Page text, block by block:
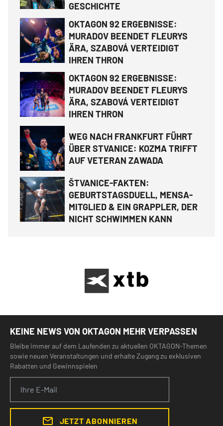
GESCHICHTE
OKTAGON 92 ERGEBNISSE:
MURADOV BEENDET FLEURYS
ÄRA, SZABOVÁ VERTEIDIGT
IHREN THRON
OKTAGON 92 ERGEBNISSE:
MURADOV BEENDET FLEURYS
ÄRA, SZABOVÁ VERTEIDIGT
IHREN THRON
WEG NACH FRANKFURT FÜHRT
ÜBER STVANICE: KOZMA TRIFFT
AUF VETERAN ZAWADA
ŠTVANICE-FAKTEN:
GEBURTSTAGSDUELL, MENSA-
MITGLIED & EIN GRAPPLER, DER
NICHT SCHWIMMEN KANN
KEINE NEWS VON OKTAGON MEHR VERPASSEN
Bleibe immer auf dem Laufenden zu aktuellen OKTAGON-Themen
sowie neuen Veranstaltungen und erhalte Zugang zu exklusiven
Rabatten und Gewinnspielen
JETZT ABONNIEREN